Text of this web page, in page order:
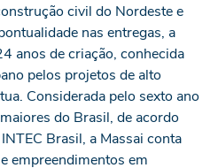
civil do Nordeste e
nas entregas, a
anos de criação, conhecida
pelos projetos de alto
Considerada pelo sexto ano
do Brasil, de acordo
Brasil, a Massai conta
empreendimentos em